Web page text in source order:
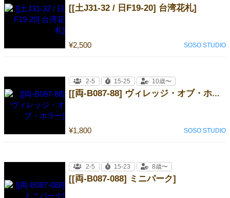
[[土J31-32 / 日F19-20] 台湾花札]
¥2,500 SOSO STUDIO
[[両-B087-88] ヴィレッジ・オブ・ホラー]
¥1,800
2-5 15-25 10歳〜
SOSO STUDIO
[[両-B087-088] ミニパーク]
2-5 15-23 8歳〜